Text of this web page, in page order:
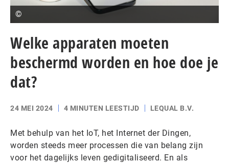
©
Welke apparaten moeten
beschermd worden en hoe doe je
dat?
24 MEI 2024 4 MINUTEN LEESTIJD LEQUAL B.V.
Met behulp van het IoT, het Internet der Dingen,
worden steeds meer processen die van belang zijn
voor het dagelijks leven gedigitaliseerd. En als